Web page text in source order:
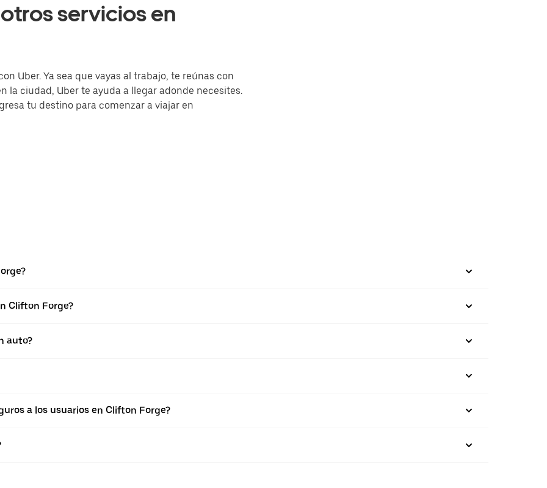
servicios en
Uber. Ya sea que vayas al trabajo, te reúnas con
la ciudad, Uber te ayuda a llegar adonde necesites.
tu destino para comenzar a viajar en
Clifton Forge?
auto?
a los usuarios en Clifton Forge?